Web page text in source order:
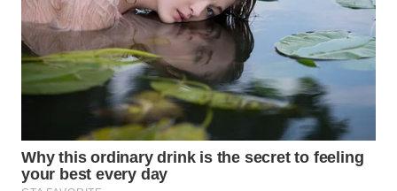
PRIANGAN
TIMUR
WN
SEMARANG
SOLO